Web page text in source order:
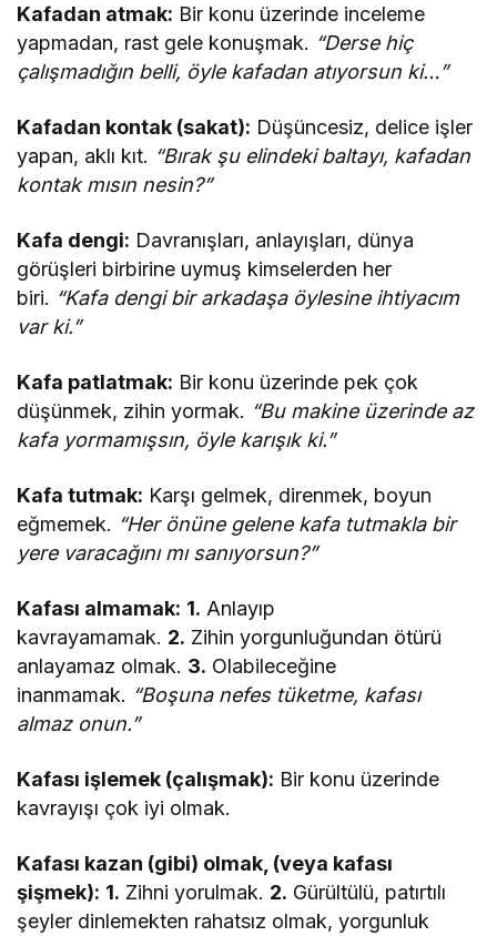
Kafadan atmak: Bir konu üzerinde inceleme
yapmadan, rast gele konuşmak. “Derse hiç
çalışmadığın belli, öyle kafadan atıyorsun ki…”
Kafadan kontak (sakat): Düşüncesiz, delice işler
yapan, aklı kıt. “Bırak şu elindeki baltayı, kafadan
kontak mısın nesin?”
Kafa dengi: Davranışları, anlayışları, dünya
görüşleri birbirine uymuş kimselerden her
biri. “Kafa dengi bir arkadaşa öylesine ihtiyacım
var ki.”
Kafa patlatmak: Bir konu üzerinde pek çok
düşünmek, zihin yormak. “Bu makine üzerinde az
kafa yormamışsın, öyle karışık ki.”
Kafa tutmak: Karşı gelmek, direnmek, boyun
eğmemek. “Her önüne gelene kafa tutmakla bir
yere varacağını mı sanıyorsun?”
Kafası almamak: 1. Anlayıp
kavrayamamak. 2. Zihin yorgunluğundan ötürü
anlayamaz olmak. 3. Olabileceğine
inanmamak. “Boşuna nefes tüketme, kafası
almaz onun.”
Kafası işlemek (çalışmak): Bir konu üzerinde
kavrayışı çok iyi olmak.
Kafası kazan (gibi) olmak, (veya kafası
şişmek): 1. Zihni yorulmak. 2. Gürültülü, patırtılı
şeyler dinlemekten rahatsız olmak, yorgunluk